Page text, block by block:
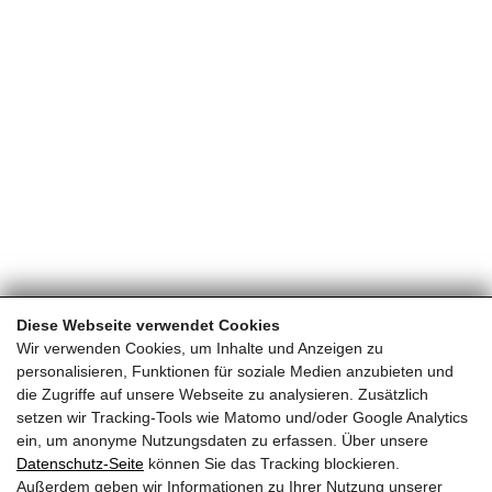
Diese Webseite verwendet Cookies
Wir verwenden Cookies, um Inhalte und Anzeigen zu
personalisieren, Funktionen für soziale Medien anzubieten und
die Zugriffe auf unsere Webseite zu analysieren. Zusätzlich
setzen wir Tracking-Tools wie Matomo und/oder Google Analytics
ein, um anonyme Nutzungsdaten zu erfassen. Über unsere
Datenschutz-Seite können Sie das Tracking blockieren.
Außerdem geben wir Informationen zu Ihrer Nutzung unserer